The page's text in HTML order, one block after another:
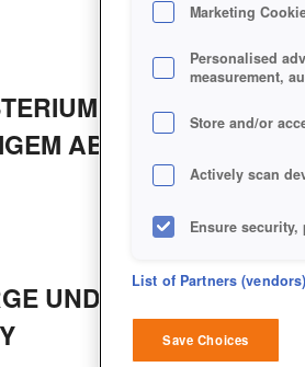
WARNT: 3D
ABLEBEN
UND DIE
Marketing
Personalised
measurement,
Store and/or
Actively scan
Ensure
Deliver and
Match and
List of Partners (vendors)
Save Choices